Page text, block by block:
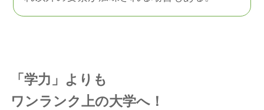
「学力」よりも
ワンランク上の大学へ！